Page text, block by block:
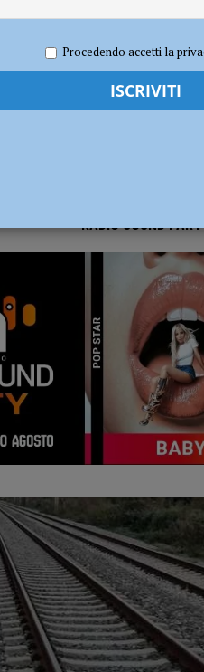
subito la situazione nella provincia di
RADIO SOUND
Procedendo accetti la